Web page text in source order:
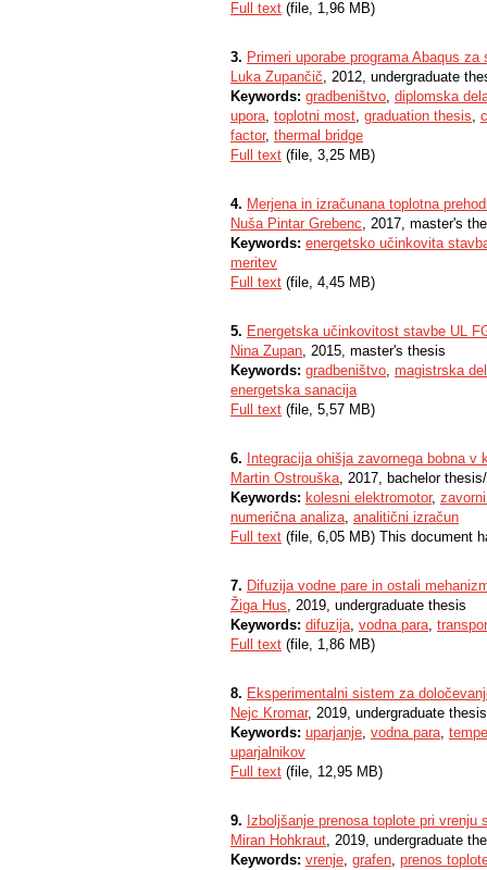
Full text (file, 1,96 MB)
3. Primeri uporabe programa Abaqus
Luka Zupančič, 2012, undergraduate
Keywords: gradbeništvo, diplomska
upora, toplotni most, graduation thesis,
factor, thermal bridge
Full text (file, 3,25 MB)
4. Merjena in izračunana toplotna
Nuša Pintar Grebenc, 2017, master's
Keywords: energetsko učinkovita
meritev
Full text (file, 4,45 MB)
5. Energetska učinkovitost stavbe UL
Nina Zupan, 2015, master's thesis
Keywords: gradbeništvo, magistrska
energetska sanacija
Full text (file, 5,57 MB)
6. Integracija ohišja zavornega bobna v
Martin Ostrouška, 2017, bachelor
Keywords: kolesni elektromotor,
numerična analiza, analitični izračun
Full text (file, 6,05 MB) This document
7. Difuzija vodne pare in ostali
Žiga Hus, 2019, undergraduate thesis
Keywords: difuzija, vodna para,
Full text (file, 1,86 MB)
8. Eksperimentalni sistem za
Nejc Kromar, 2019, undergraduate thesis
Keywords: uparjanje, vodna para,
uparjalnikov
Full text (file, 12,95 MB)
9. Izboljšanje prenosa toplote pri
Miran Hohkraut, 2019, undergraduate
Keywords: vrenje, grafen, prenos